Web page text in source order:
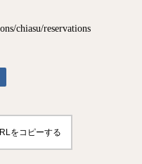
chiasu/reservations
をコピーする